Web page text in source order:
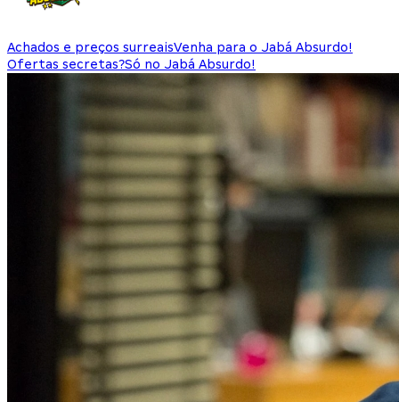
Achados e preços surreaisVenha para o Jabá Absurdo!
Ofertas secretas?Só no Jabá Absurdo!